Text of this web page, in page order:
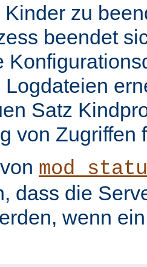
zu
beendet
Logdateien
Satz
von Zugriffen
dass die
wenn